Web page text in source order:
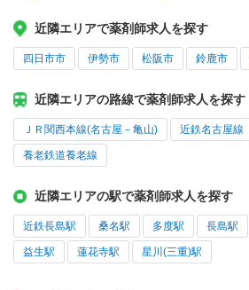
近隣エリアで薬剤師求人を探す
四日市市 伊勢市 松阪市 鈴鹿市
近隣エリアの路線で薬剤師求人を探す
ＪＲ関西本線(名古屋－亀山) 近鉄名古屋線
養老鉄道養老線
近隣エリアの駅で薬剤師求人を探す
近鉄長島駅 桑名駅 多度駅 長島駅
益生駅 蓮花寺駅 星川(三重)駅